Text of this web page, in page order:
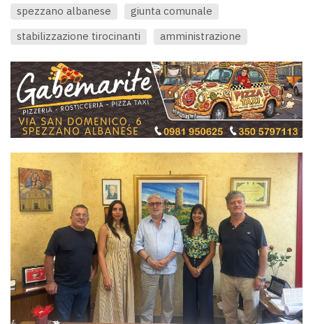
spezzano albanese
giunta comunale
stabilizzazione tirocinanti
amministrazione